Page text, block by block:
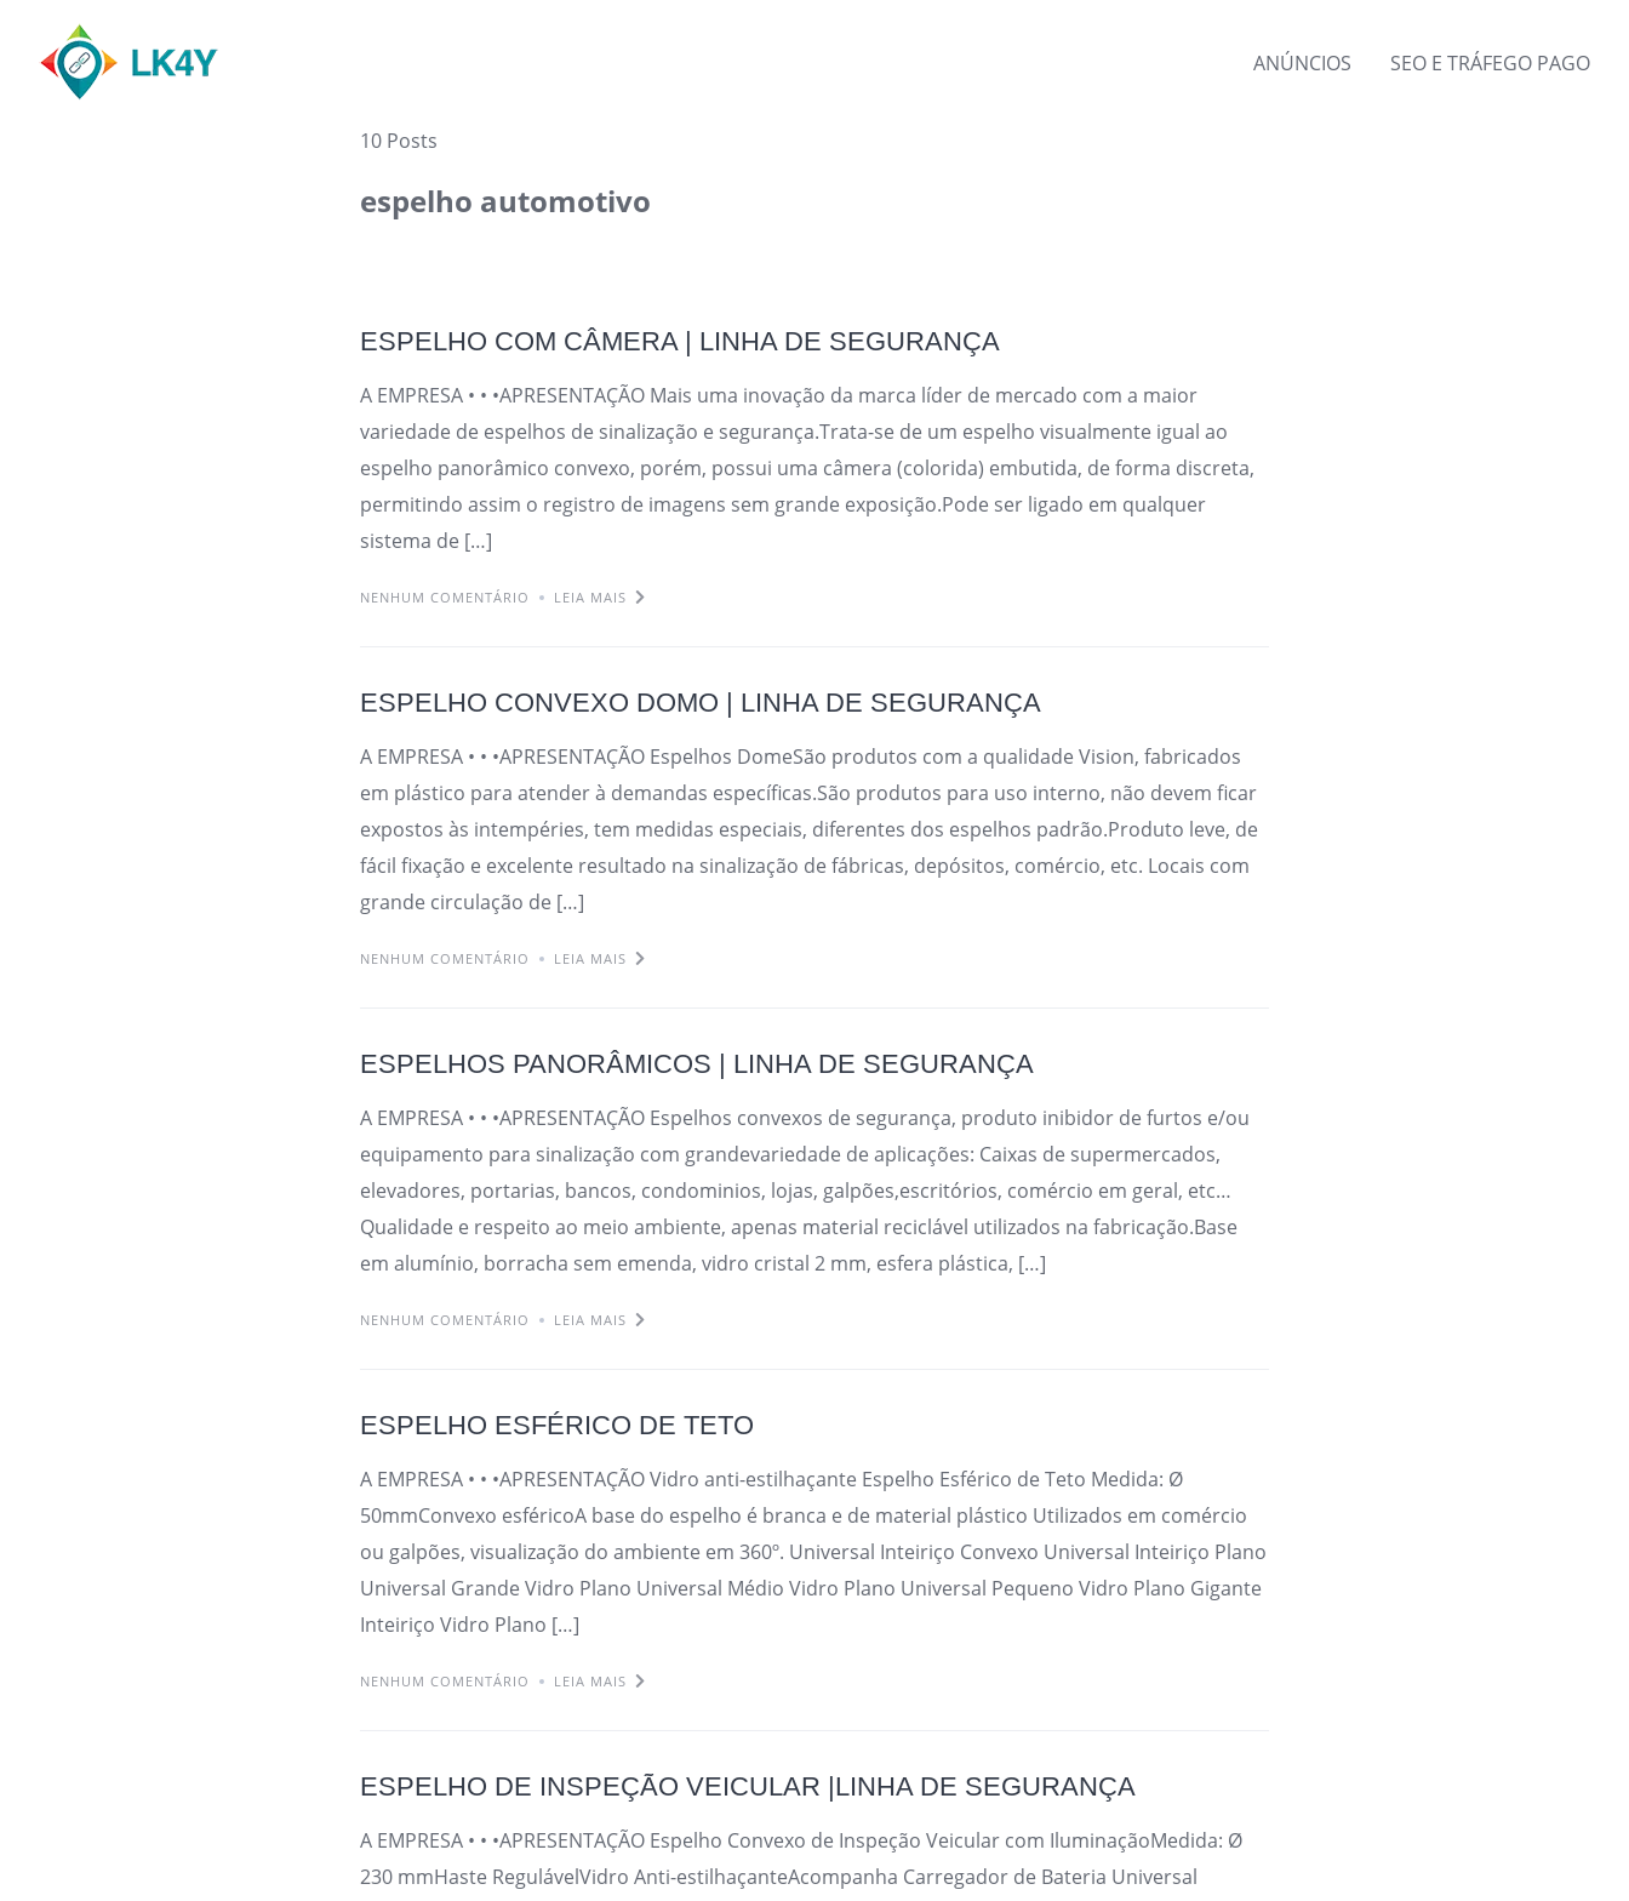
content
ANÚNCIOS SEO E TRÁFEGO PAGO
10 Posts
espelho automotivo
ESPELHO COM CÂMERA | LINHA DE SEGURANÇA
A EMPRESA • • •APRESENTAÇÃO Mais uma inovação da marca líder de mercado com a maior
variedade de espelhos de sinalização e segurança.Trata-se de um espelho visualmente igual ao
espelho panorâmico convexo, porém, possui uma câmera (colorida) embutida, de forma discreta,
permitindo assim o registro de imagens sem grande exposição.Pode ser ligado em qualquer
sistema de […]
NENHUM COMENTÁRIO LEIA MAIS
ESPELHO CONVEXO DOMO | LINHA DE SEGURANÇA
A EMPRESA • • •APRESENTAÇÃO Espelhos DomeSão produtos com a qualidade Vision, fabricados
em plástico para atender à demandas específicas.São produtos para uso interno, não devem ficar
expostos às intempéries, tem medidas especiais, diferentes dos espelhos padrão.Produto leve, de
fácil fixação e excelente resultado na sinalização de fábricas, depósitos, comércio, etc. Locais com
grande circulação de […]
NENHUM COMENTÁRIO LEIA MAIS
ESPELHOS PANORÂMICOS | LINHA DE SEGURANÇA
A EMPRESA • • •APRESENTAÇÃO Espelhos convexos de segurança, produto inibidor de furtos e/ou
equipamento para sinalização com grandevariedade de aplicações: Caixas de supermercados,
elevadores, portarias, bancos, condominios, lojas, galpões,escritórios, comércio em geral, etc…
Qualidade e respeito ao meio ambiente, apenas material reciclável utilizados na fabricação.Base
em alumínio, borracha sem emenda, vidro cristal 2 mm, esfera plástica, […]
NENHUM COMENTÁRIO LEIA MAIS
ESPELHO ESFÉRICO DE TETO
A EMPRESA • • •APRESENTAÇÃO Vidro anti-estilhaçante Espelho Esférico de Teto Medida: Ø
50mmConvexo esféricoA base do espelho é branca e de material plástico Utilizados em comércio
ou galpões, visualização do ambiente em 360º. Universal Inteiriço Convexo Universal Inteiriço Plano
Universal Grande Vidro Plano Universal Médio Vidro Plano Universal Pequeno Vidro Plano Gigante
Inteiriço Vidro Plano […]
NENHUM COMENTÁRIO LEIA MAIS
ESPELHO DE INSPEÇÃO VEICULAR |LINHA DE SEGURANÇA
A EMPRESA • • •APRESENTAÇÃO Espelho Convexo de Inspeção Veicular com IluminaçãoMedida: Ø
230 mmHaste RegulávelVidro Anti-estilhaçanteAcompanha Carregador de Bateria Universal